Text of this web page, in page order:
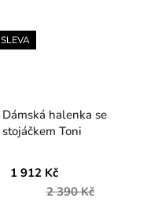
SLEVA
Dámská halenka se
stojáčkem Toni
1 912 Kč
2 390 Kč